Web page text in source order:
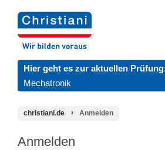
Hier geht es zur aktuellen
Mechatronik
christiani.de Anmelden
Anmelden